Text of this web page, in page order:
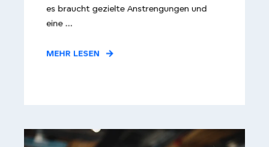
es braucht gezielte Anstrengungen und
eine ...
MEHR LESEN